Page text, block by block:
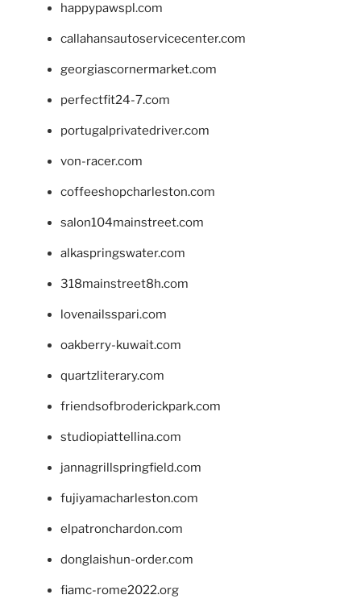
happypawspl.com
callahansautoservicecenter.com
georgiascornermarket.com
perfectfit24-7.com
portugalprivatedriver.com
von-racer.com
coffeeshopcharleston.com
salon104mainstreet.com
alkaspringswater.com
318mainstreet8h.com
lovenailsspari.com
oakberry-kuwait.com
quartzliterary.com
friendsofbroderickpark.com
studiopiattellina.com
jannagrillspringfield.com
fujiyamacharleston.com
elpatronchardon.com
donglaishun-order.com
fiamc-rome2022.org